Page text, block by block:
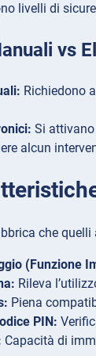
livelli di
vs
Richiedono
Si
alcun
che
(Funzione
Rileva
Piena
PIN:
Capacità di